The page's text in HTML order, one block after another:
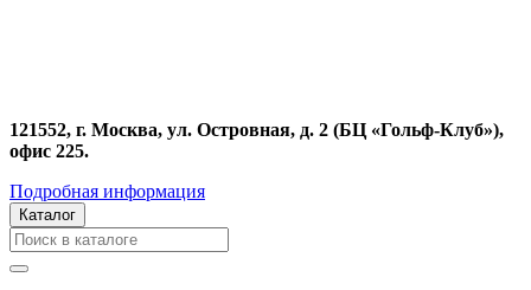
121552, г. Москва, ул. Островная, д. 2 (БЦ «Гольф-Клуб»),
офис 225.
Подробная информация
Каталог